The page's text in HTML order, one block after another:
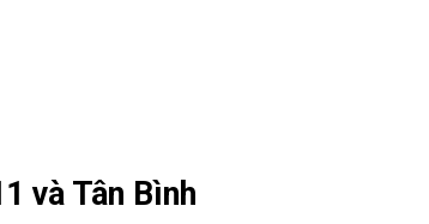
và Tân Bình